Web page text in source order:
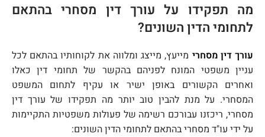
מה תפקידו על עורך דין מסחרי בהתאם
לתחומי הדין השונים?
עורך דין מסחרי מייעץ, מייצג ומלווה את לקוחותיו בהתאם לכל
עניין משפטי המונח לפניהם בהקשר של תחומי דין כאלו
ואחרים הקשורים באופן ישיר או עקיף לתחום המשפט
המסחרי. על מנת להבין טוב יותר מה תפקידו של עורך דין
מסחרי, ריכזנו עבורכם רשימה של פעולות משפטיות התקיימות
על ידי עו"ד מסחרי בהתאם לתחומי הדין השונים: